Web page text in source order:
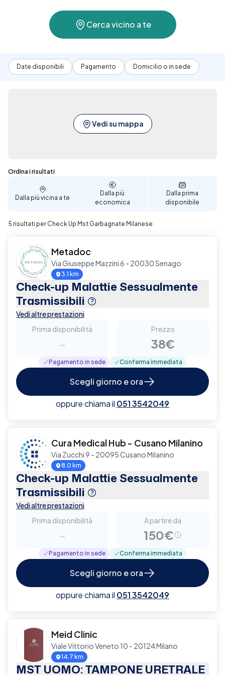
salute, discrezione e confronto trasparente tra
strutture sanitarie.
Cerca vicino a te
Date disponibili Pagamento Domicilio o in sede
Vedi su mappa
Sono stati trovati 5 risultati
Ordina i risultati
Dalla più vicina a te
Dalla più
economica
Dalla prima
disponibile
5 risultati per Check Up Mst Garbagnate Milanese
Metadoc
Via Giuseppe Mazzini 6 - 20030 Senago
3.1 km
Check-up Malattie Sessualmente
Trasmissibili
Vedi altre prestazioni
Prima disponibilità
-
Prezzo
38€
Pagamento in sede Conferma immediata
Scegli giorno e ora
oppure chiama il 051 3542049
Cura Medical Hub - Cusano Milanino
Via Zucchi 9 - 20095 Cusano Milanino
8.0 km
Check-up Malattie Sessualmente
Trasmissibili
Vedi altre prestazioni
Prima disponibilità
-
A partire da
150€
Pagamento in sede Conferma immediata
Scegli giorno e ora
oppure chiama il 051 3542049
Meid Clinic
Viale Vittorio Veneto 10 - 20124 Milano
14.7 km
MST UOMO: TAMPONE URETRALE